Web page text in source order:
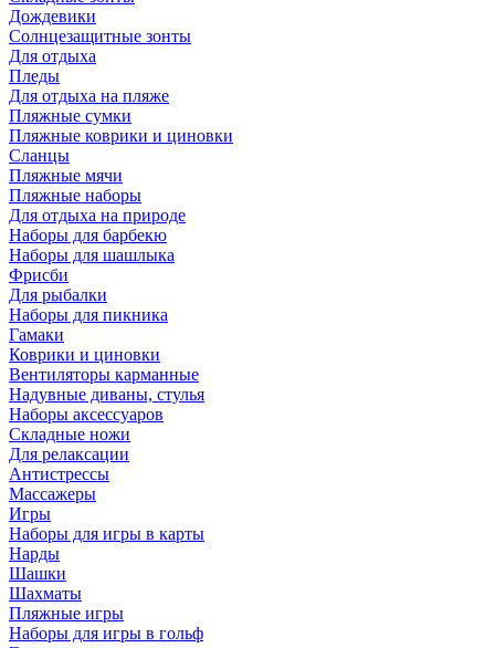
Дождевики
Солнцезащитные зонты
Для отдыха
Пледы
Для отдыха на пляже
Пляжные сумки
Пляжные коврики и циновки
Сланцы
Пляжные мячи
Пляжные наборы
Для отдыха на природе
Наборы для барбекю
Наборы для шашлыка
Фрисби
Для рыбалки
Наборы для пикника
Гамаки
Коврики и циновки
Вентиляторы карманные
Надувные диваны, стулья
Наборы аксессуаров
Складные ножи
Для релаксации
Антистрессы
Массажеры
Игры
Наборы для игры в карты
Нарды
Шашки
Шахматы
Пляжные игры
Наборы для игры в гольф